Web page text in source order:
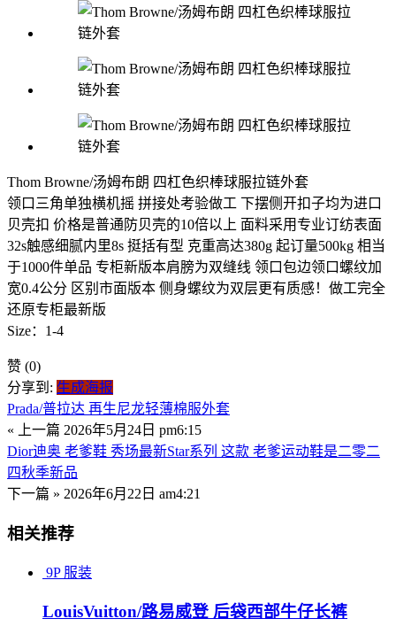
Thom Browne/汤姆布朗 四杠色织棒球服拉链外套
领口三角单独横机摇 拼接处考验做工 下摆侧开扣子均为进口
贝壳扣 价格是普通防贝壳的10倍以上 面料采用专业订纺表面
32s触感细腻内里8s 挺括有型 克重高达380g 起订量500kg 相当
于1000件单品 专柜新版本肩膀为双缝线 领口包边领口螺纹加
宽0.4公分 区别市面版本 侧身螺纹为双层更有质感！做工完全
还原专柜最新版
Size：1-4
赞 (0)
分享到: 生成海报
Prada/普拉达 再生尼龙轻薄棉服外套
« 上一篇 2026年5月24日 pm6:15
Dior迪奥 老爹鞋 秀场最新Star系列 这款 老爹运动鞋是二零二
四秋季新品
下一篇 » 2026年6月22日 am4:21
相关推荐
9P 服装
LouisVuitton/路易威登 后袋西部牛仔长裤